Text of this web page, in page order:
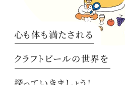
心も体も満たされる
クラフトビールの世界を